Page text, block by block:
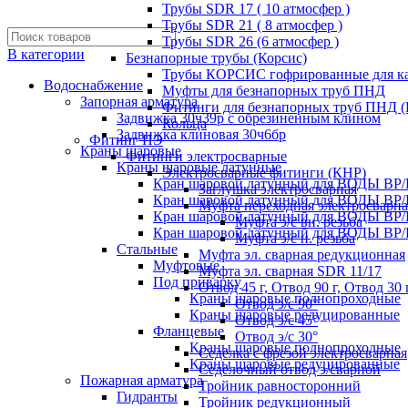
В категории
Водоснабжение
Запорная арматура
Задвижка 30ч39р с обрезиненным клином
Задвижка клиновая 30ч6бр
Краны шаровые
Краны шаровые латунные
Кран шаровой латунный для ВОДЫ
Кран шаровой латунный для ВОДЫ
Кран шаровой латунный для ВОДЫ
Кран шаровой латунный для ВОДЫ
Стальные
Муфтовые
Под приварку
Краны шаровые полнопроходные
Краны шаровые редуцированные
Фланцевые
Краны шаровые полнопроходные
Краны шаровые редуцированные
Пожарная арматура
Гидранты
Трубы SDR 17 ( 10 атмосфер )
Трубы SDR 21 ( 8 атмосфер )
Трубы SDR 26 (6 атмосфер )
Безнапорные трубы (Корсис)
Трубы КОРСИС гофрированные для
Муфты для безнапорных труб ПНД
Фитинги для безнапорных труб ПНД
Кольца
Фитинг ПЭ
Фитинги электросварные
Электросварные фитинги (КНР)
Заглушка электросварная
Муфта переходная
Муфта э/с вн. резьба
Муфта э/с н. резьба
Муфта эл. cварная редукционная
Муфта эл. сварная SDR 11/17
Отвод 45 г, Отвод 90 г, Отвод 30
Отвод э/с 90°
Отвод э/с 45°
Отвод э/с 30°
Седелка с фрезой электросварная
Седелочный отвод э/сварной
Тройник равносторонний
Тройник редукционный